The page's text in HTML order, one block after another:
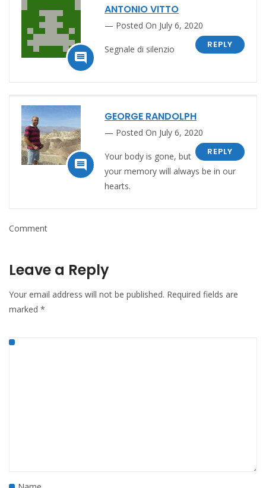

ANTONIO VITTO
Posted On July 6, 2020
REPLY
Segnale di silenzio

GEORGE RANDOLPH
Posted On July 6, 2020
REPLY
Your body is gone, but
your memory will always be in our
hearts.
Comment
Leave a Reply
Your email address will not be published. Required fields are
marked *